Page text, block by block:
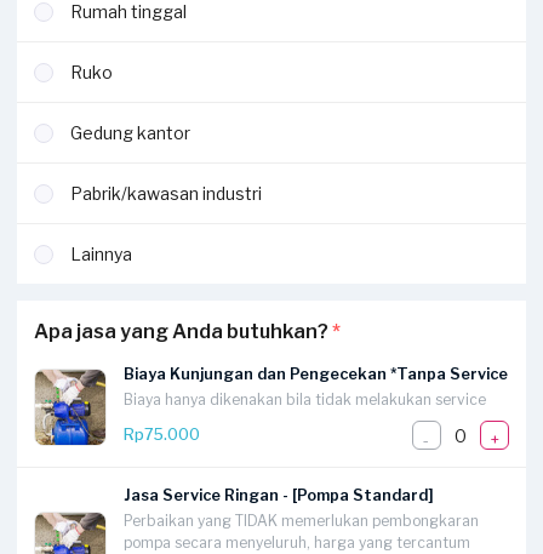
Rumah tinggal
Ruko
Gedung kantor
Pabrik/kawasan industri
Lainnya
Apa jasa yang Anda butuhkan? *
Biaya Kunjungan dan Pengecekan *Tanpa Service
Biaya hanya dikenakan bila tidak melakukan service
Rp75.000
- 0 +
Jasa Service Ringan - [Pompa Standard]
Perbaikan yang TIDAK memerlukan pembongkaran
pompa secara menyeluruh, harga yang tercantum